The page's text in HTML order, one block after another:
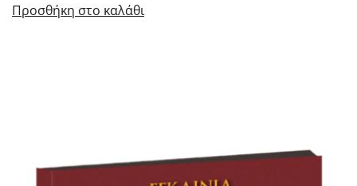
was:
τιμή
Προσθήκη στο καλάθι